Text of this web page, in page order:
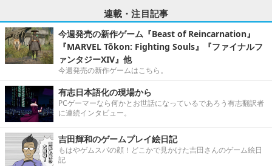
連載・注目記事
今週発売の新作ゲーム『Beast of Reincarnation』
『MARVEL Tōkon: Fighting Souls』『ファイナルフ
ァンタジーXIV』他
今週発売の新作ゲームはこちら。
有志日本語化の現場から
PCゲーマーなら何かとお世話になっているであろう有志翻訳者
に連続インタビュー。
吉田輝和のゲームプレイ絵日記
もはやゲムスパの顔！どこかで見かけた吉田さんのゲーム絵日
記